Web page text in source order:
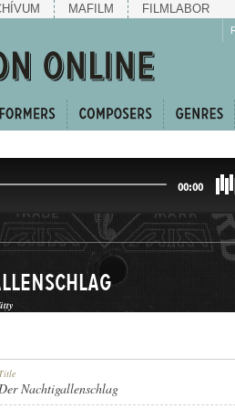
MAFILM FILMLABOR
00:00
Nachtigallenschlag